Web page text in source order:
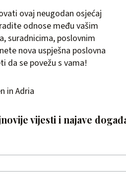
ovaj neugodan osjećaj
odnose među vašim
suradnicima, poslovnim
nova uspješna poslovna
da se povežu s vama!
in Adria
vijesti i najave